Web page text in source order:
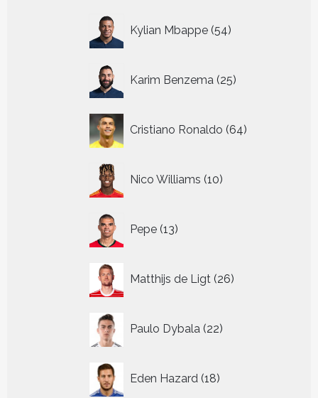
Kylian Mbappe 54
producten
Karim Benzema 25
producten
Cristiano Ronaldo 64
producten
Nico Williams 10
producten
Pepe 13
producten
Matthijs de Ligt 26
producten
Paulo Dybala 22
producten
Eden Hazard 18
producten